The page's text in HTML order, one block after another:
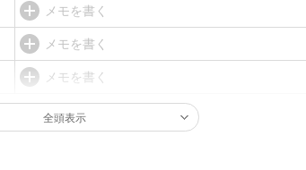
メモを書く
メモを書く
メモを書く
全頭表示